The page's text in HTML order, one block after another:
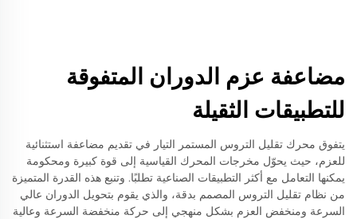
مضاعفة عزم الدوران المتفوقة
للتطبيقات الثقيلة
يتفوق محرك تقليل التروس المستمر التيار في تقديم مضاعفة استثنائية
للعزم، حيث يحوّل مخرجات المحرك القياسية إلى قوة كبيرة ومحكومة
يمكنها التعامل مع أكثر التطبيقات الصناعية تطلبًا. وتنبع هذه القدرة المتميزة
من نظام تقليل التروس المصمم بدقة، والذي يقوم بتحويل الدوران عالي
السرعة ومنخفض العزم بشكل منهجي إلى حركة منخفضة السرعة وعالية